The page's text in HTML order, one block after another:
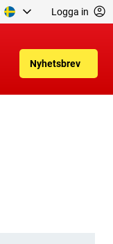
Logga in
Nyhetsbrev